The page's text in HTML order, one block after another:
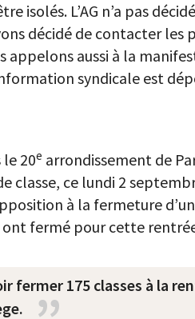
isolés. L’AG n’a pas
décidé de contacter les
appelons aussi à la
syndicale est
20e arrondissement de
classe, ce lundi 2
à la fermeture
ont fermé pour cette
fermer 175 classes à la